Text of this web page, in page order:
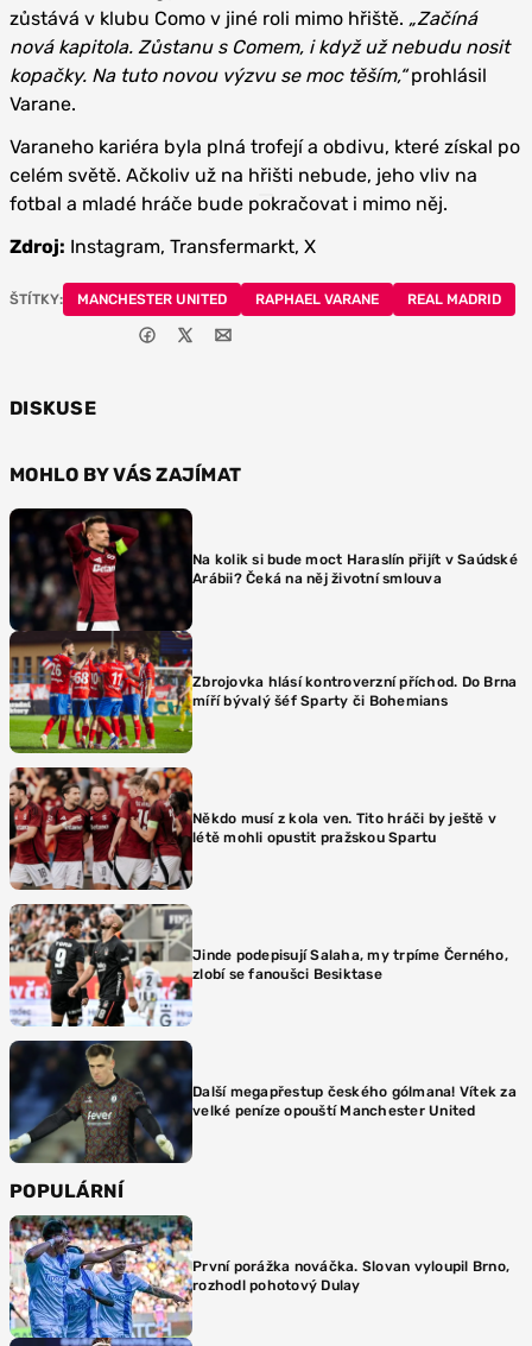
zůstává v klubu Como v jiné roli mimo hřiště. „Začíná
nová kapitola. Zůstanu s Comem, i když už nebudu nosit
kopačky. Na tuto novou výzvu se moc těším,“prohlásil
Varane.
Varaneho kariéra byla plná trofejí a obdivu, které získal po
celém světě. Ačkoliv už na hřišti nebude, jeho vliv na
fotbal a mladé hráče bude pokračovat i mimo něj.
Zdroj: Instagram, Transfermarkt, X
ŠTÍTKY: MANCHESTER UNITED RAPHAEL VARANE REAL MADRID
DISKUSE
MOHLO BY VÁS ZAJÍMAT
Na kolik si bude moct Haraslín přijít v Saúdské
Arábii? Čeká na něj životní smlouva
Zbrojovka hlásí kontroverzní příchod. Do Brna
míří bývalý šéf Sparty či Bohemians
Někdo musí z kola ven. Tito hráči by ještě v
létě mohli opustit pražskou Spartu
Jinde podepisují Salaha, my trpíme Černého,
zlobí se fanoušci Besiktase
Další megapřestup českého gólmana! Vítek za
velké peníze opouští Manchester United
POPULÁRNÍ
První porážka nováčka. Slovan vyloupil Brno,
rozhodl pohotový Dulay